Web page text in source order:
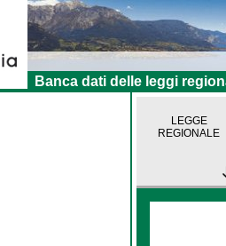
Banca dati delle leggi
LEGGE
REGIONALE